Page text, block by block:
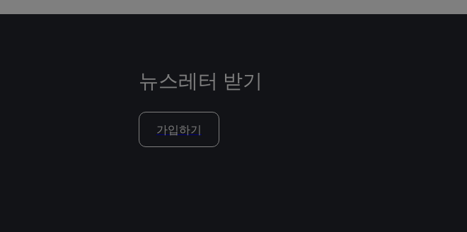
뉴스레터 받기
가입하기